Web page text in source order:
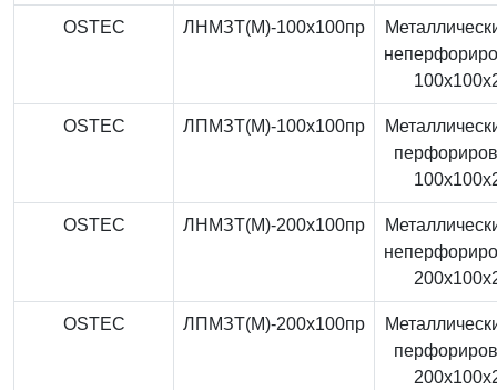
OSTEC ЛНМЗТ(М)-100x100пр
OSTEC ЛПМЗТ(М)-100x100пр
OSTEC ЛНМЗТ(М)-200x100пр
OSTEC ЛПМЗТ(М)-200x100пр